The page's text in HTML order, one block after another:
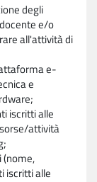
degli
e/o
all'attività di
e-
e
iscritti alle
attività
(nome,
iscritti alle